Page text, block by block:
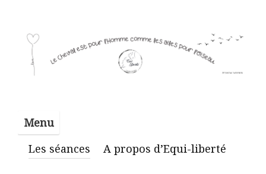
content
liberte
Menu
Les séances
A propos d’Equi-liberté